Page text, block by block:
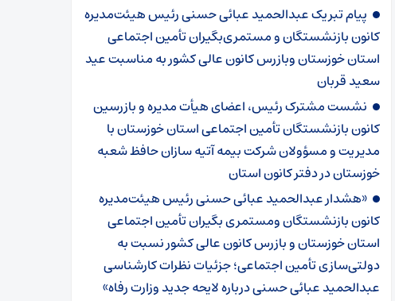
پیام تبریک عبدالحمید عبائی حسنی رئیس هیئت‌مدیره
کانون بازنشستگان و مستمری‌بگیران تأمین اجتماعی
استان خوزستان وبازرس کانون عالی کشور به مناسبت عید
سعید قربان
نشست مشترک رئیس، اعضای هیأت مدیره و بازرسین
کانون بازنشستگان تأمین اجتماعی استان خوزستان با
مدیریت و مسؤولان شرکت بیمه آتیه سازان حافظ شعبه
خوزستان در دفتر کانون استان
«هشدار عبدالحمید عبائی حسنی رئیس هیئت‌مدیره
کانون بازنشستگان ومستمری بگیران تأمین اجتماعی
استان خوزستان و بازرس کانون عالی کشور نسبت به
دولتی‌سازی تأمین اجتماعی؛ جزئیات نظرات کارشناسی
عبدالحمید عبائی حسنی درباره لایحه جدید وزارت رفاه»